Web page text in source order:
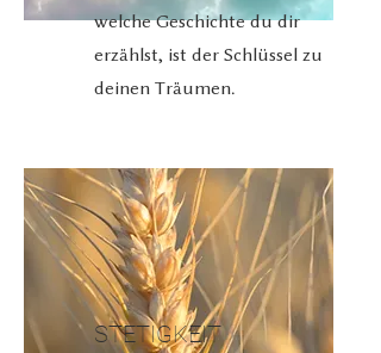
welche Geschichte du dir
erzählst, ist der Schlüssel zu
deinen Träumen.
STETIGKEIT